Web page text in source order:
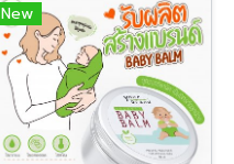
New